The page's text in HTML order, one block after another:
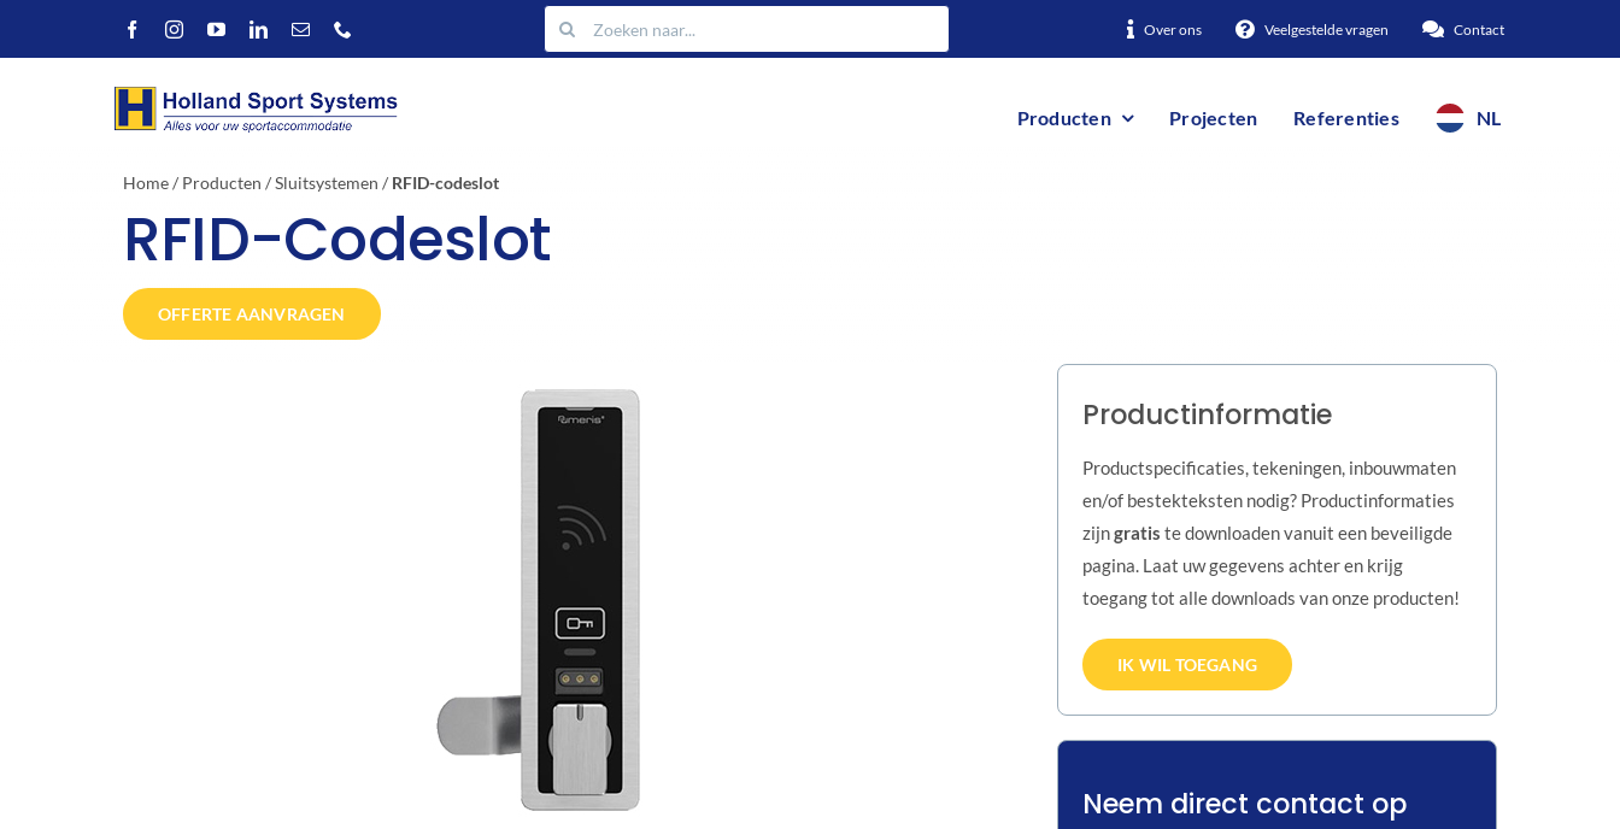
Zoeken
naar:
Over ons Veelgestelde vragen Contact
Producten Projecten Referenties NL
Home/ Producten /Sluitsystemen / RFID-codeslot
RFID-Codeslot
OFFERTE AANVRAGEN
Productinformatie
Productspecificaties, tekeningen, inbouwmaten
en/of bestekteksten nodig? Productinformaties
zijngratis te downloaden vanuit een beveiligde
pagina. Laat uw gegevens achter en krijg
toegang tot alle downloads van onze producten!
IK WIL TOEGANG
Neem direct contact op